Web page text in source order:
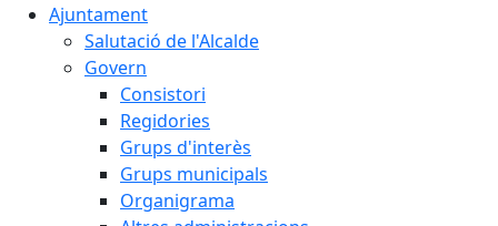
Ajuntament
Salutació de l'Alcalde
Govern
Consistori
Regidories
Grups d'interès
Grups municipals
Organigrama